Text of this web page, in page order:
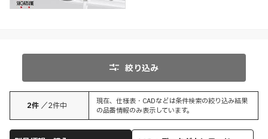
絞り込み
2件 ／2件中
現在、仕様表・CADなどは条件検索の絞り込み結果
の品番情報のみ表示しています。